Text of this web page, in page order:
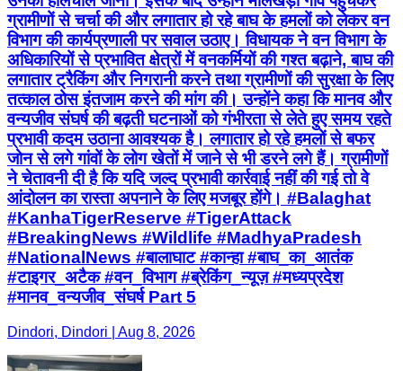
ग्रामीणों से चर्चा की और लगातार हो रहे बाघ के हमलों को लेकर वन
विभाग की कार्यप्रणाली पर सवाल उठाए। विधायक ने वन विभाग के
अधिकारियों से प्रभावित क्षेत्रों में वनकर्मियों की गश्त बढ़ाने, बाघ की
लगातार ट्रैकिंग और निगरानी करने तथा ग्रामीणों की सुरक्षा के लिए
तत्काल ठोस इंतजाम करने की मांग की। उन्होंने कहा कि मानव और
वन्यजीव संघर्ष की बढ़ती घटनाओं को गंभीरता से लेते हुए समय रहते
प्रभावी कदम उठाना आवश्यक है। लगातार हो रहे हमलों से बफर
जोन से लगे गांवों के लोग खेतों में जाने से भी डरने लगे हैं। ग्रामीणों
ने चेतावनी दी है कि यदि जल्द प्रभावी कार्रवाई नहीं की गई तो वे
आंदोलन का रास्ता अपनाने के लिए मजबूर होंगे। #Balaghat
#KanhaTigerReserve #TigerAttack
#BreakingNews #Wildlife #MadhyaPradesh
#NationalNews #बालाघाट #कान्हा #बाघ_का_आतंक
#टाइगर_अटैक #वन_विभाग #ब्रेकिंग_न्यूज़ #मध्यप्रदेश
#मानव_वन्यजीव_संघर्ष Part 5
Dindori, Dindori | Aug 8, 2026